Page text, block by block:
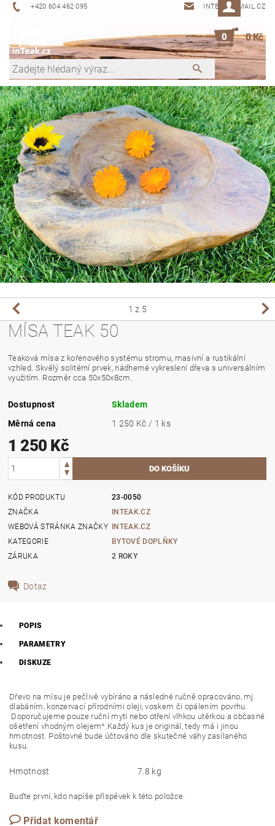
+420 604 462 095 INTEAK@EMAIL.CZ
0 0 Kč
1 z 5
MÍSA TEAK 50
Teaková mísa z kořenového systému stromu, masivní a rustikální
vzhled. Skvělý solitérní prvek, nádherné vykreslení dřeva s universálním
využitím. Rozměr cca 50x50x8cm.
Dostupnost
Skladem
Měrná cena
1 250 Kč / 1 ks
1 250 Kč
KÓD PRODUKTU
23-0050
ZNAČKA
INTEAK.CZ
WEBOVÁ STRÁNKA ZNAČKY INTEAK.CZ
KATEGORIE
BYTOVÉ DOPLŇKY
ZÁRUKA
2 ROKY
Dotaz
POPIS
PARAMETRY
DISKUZE
Dřevo na mísu je pečlivě vybíráno a následné ručně opracováno, mj.
dlabáním, konzervací přírodními oleji, voskem či opálením povrhu.
Doporučujeme pouze ruční mytí nebo otření vlhkou utěrkou a občasné
ošetření vhodným olejem*.Každý kus je originál, tedy má i jinou
hmotnost. Poštovné bude účtováno dle skutečné váhy zasílaného
kusu.
Hmotnost 7.8 kg
Buďte první, kdo napíše příspěvek k této položce.
Přidat komentář